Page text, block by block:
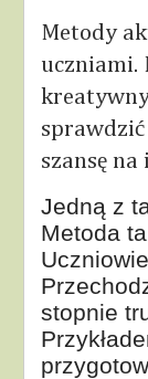
Metody
uczniami.
szansę na
Jedną z
Metoda
stopnie